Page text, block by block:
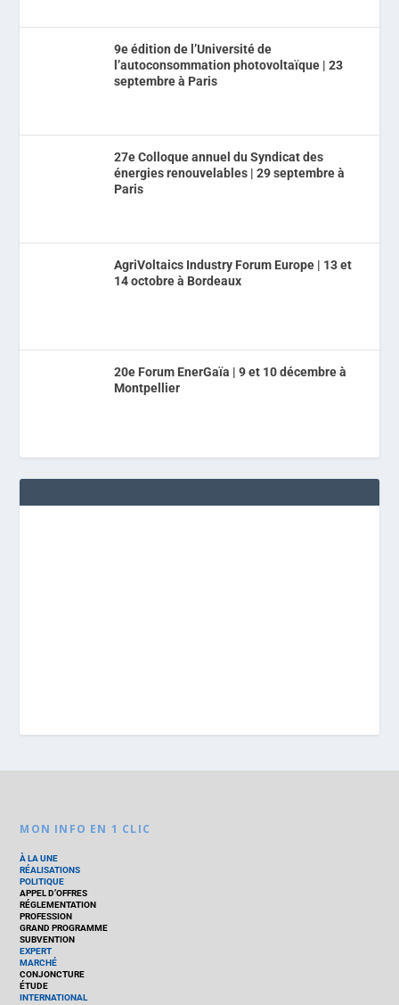
9e édition de l’Université de
l’autoconsommation photovoltaïque | 23
septembre à Paris
27e Colloque annuel du Syndicat des
énergies renouvelables | 29 septembre à
Paris
AgriVoltaics Industry Forum Europe | 13 et
14 octobre à Bordeaux
20e Forum EnerGaïa | 9 et 10 décembre à
Montpellier
MON INFO EN 1 CLIC
À LA UNE
RÉALISATIONS
POLITIQUE
APPEL D’OFFRES
RÉGLEMENTATION
PROFESSION
GRAND PROGRAMME
SUBVENTION
EXPERT
MARCHÉ
CONJONCTURE
ÉTUDE
INTERNATIONAL